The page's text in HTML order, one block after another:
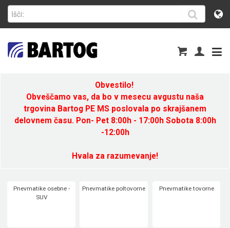
Obvestilo!
Obveščamo vas, da bo v mesecu avgustu naša
trgovina Bartog PE MS poslovala po skrajšanem
delovnem času. Pon- Pet 8:00h - 17:00h Sobota 8:00h
-12:00h
Hvala za razumevanje!
Pnevmatike osebne -
SUV
Pnevmatike poltovorne Pnevmatike tovorne